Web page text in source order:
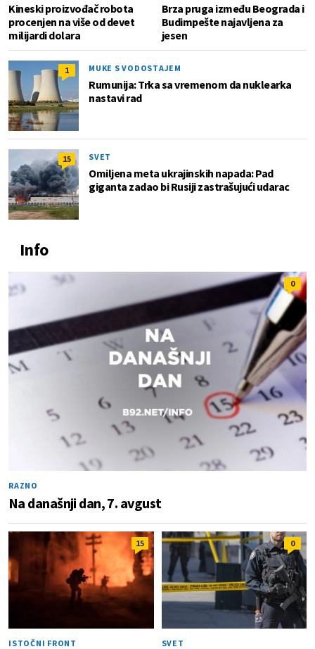
Kineski proizvođač robota
procenjen na više od devet
milijardi dolara
Brza pruga između Beograda i
Budimpešte najavljena za
jesen
1 MUKE S VODOSTAJEM
Rumunija: Trka sa vremenom da nuklearka
nastavi rad
15 SVET
Omiljena meta ukrajinskih napada: Pad
giganta zadao bi Rusiji zastrašujući udarac
Info
0
RAZNO
Na današnji dan, 7. avgust
15
ISTOČNI FRONT
0
SVET